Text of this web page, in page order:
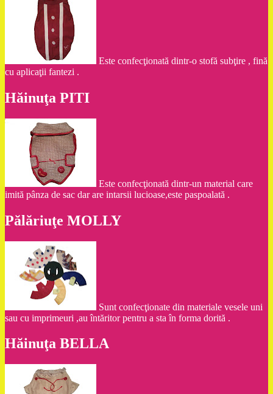
Este confecţionată dintr-o stofă subţire , fină
cu aplicaţii fantezi .
Hăinuţa PITI
Este confecţionată dintr-un material care
imită pânza de sac dar are intarsii lucioase,este paspoalată .
Pălăriuţe MOLLY
Sunt confecţionate din materiale vesele uni
sau cu imprimeuri ,au întăritor pentru a sta în forma dorită .
Hăinuţa BELLA